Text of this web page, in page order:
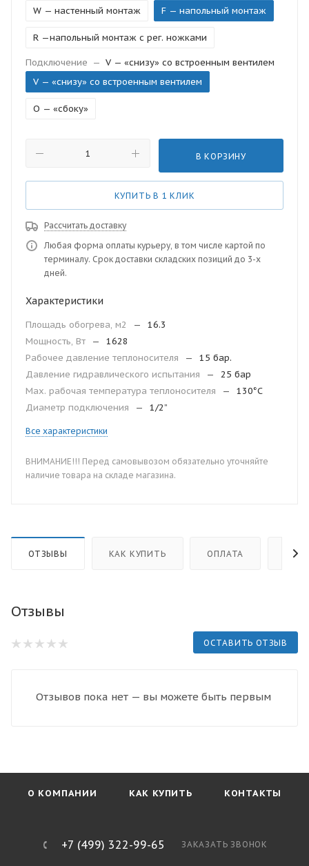
W — настенный монтаж
F — напольный монтаж
R —напольный монтаж с рег. ножками
Подключение — V — «снизу» со встроенным вентилем
V — «снизу» со встроенным вентилем
O — «сбоку»
В КОРЗИНУ
КУПИТЬ В 1 КЛИК
Рассчитать доставку
Любая форма оплаты курьеру, в том числе картой по
терминалу. Срок доставки складских позиций до 3-х
дней.
Характеристики
Площадь обогрева, м2 —
16.3
Мощность, Вт
—
1628
Рабочее давление теплоносителя
—
15 бар.
Давление гидравлического испытания
—
25 бар
Мax. рабочая температура теплоносителя
—
130°С
Диаметр подключения
— 1/2”
Все характеристики
ВНИМАНИЕ!!! Перед самовывозом обязательно уточняйте
наличие товара на складе магазина.
ОТЗЫВЫ КАК КУПИТЬ ОПЛАТА
Отзывы
ОСТАВИТЬ ОТЗЫВ
Отзывов пока нет — вы можете быть первым
О КОМПАНИИ КАК КУПИТЬ КОНТАКТЫ
+7 (499) 322-99-65 ЗАКАЗАТЬ ЗВОНОК